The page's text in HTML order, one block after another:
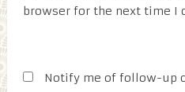
browser for the next time I
Notify me of follow-up